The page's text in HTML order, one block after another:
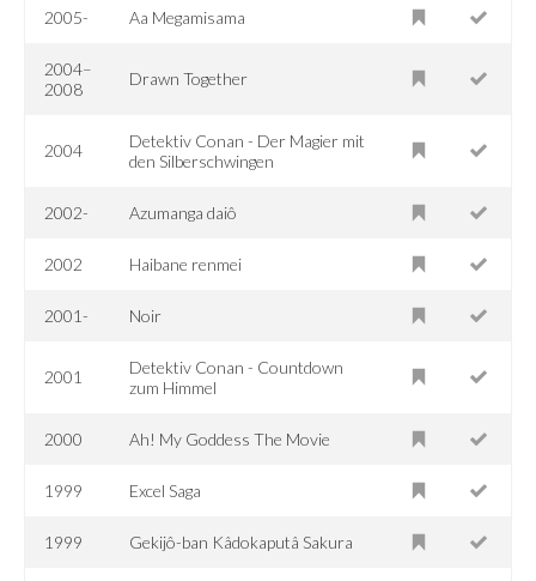
2005- Aa Megamisama
2004–
2008
Drawn Together
2004
Detektiv Conan - Der Magier mit
den Silberschwingen
2002- Azumanga daiô
2002 Haibane renmei
2001- Noir
2001
Detektiv Conan - Countdown
zum Himmel
2000 Ah! My Goddess The Movie
1999 Excel Saga
1999 Gekijô-ban Kâdokaputâ Sakura